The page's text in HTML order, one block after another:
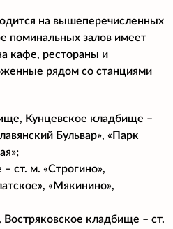
на вышеперечисленных
поминальных залов имеет
кафе, рестораны и
рядом со станциями
Кунцевское кладбище –
Бульвар», «Парк
ст. м. «Строгино»,
«Мякинино»,
кладбище – ст.